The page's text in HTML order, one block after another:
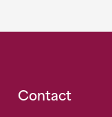
Fusszeile
Contact